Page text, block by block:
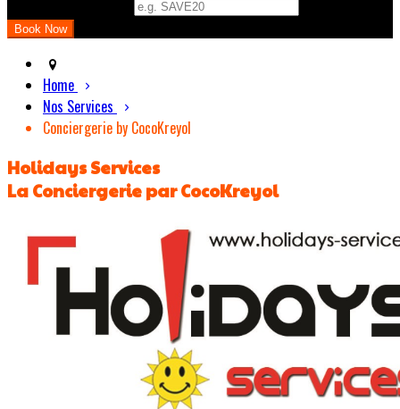
Home
Nos Services
Conciergerie by CocoKreyol
Holidays Services
La Conciergerie par CocoKreyol